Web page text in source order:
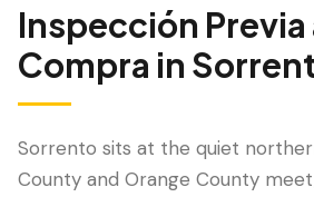
Inspección Previa
Compra in
Sorrento sits at the quiet
County and Orange County